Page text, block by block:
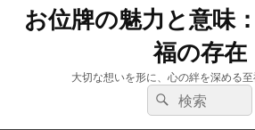
お位牌の魅力と意味
福の存在
大切な想いを形に、心の絆を深める至
検
索:
検
索